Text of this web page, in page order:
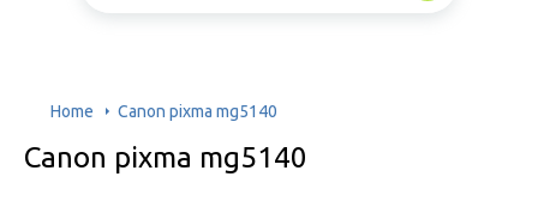
Home Canon pixma mg5140
Canon pixma mg5140